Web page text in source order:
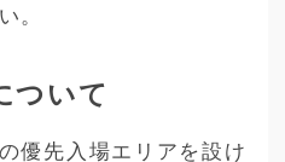
。
ついて
優先入場エリアを設け